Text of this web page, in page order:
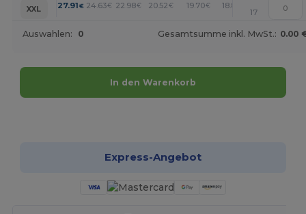
XXL
27.91 € 24.63€ 22.98€ 20.52€ 19.70€ 18.88
17
Auswahlen: 0 Gesamtsumme inkl. MwSt.: 0.00
In den Warenkorb
Express-Angebot